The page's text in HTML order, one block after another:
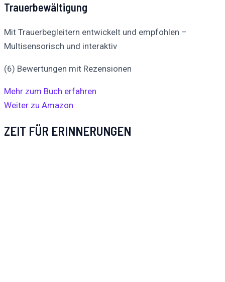
Trauerbewältigung
Mit Trauerbegleitern entwickelt und empfohlen –
Multisensorisch und interaktiv
(6) Bewertungen mit Rezensionen
Mehr zum Buch erfahren
Weiter zu Amazon
ZEIT FÜR ERINNERUNGEN